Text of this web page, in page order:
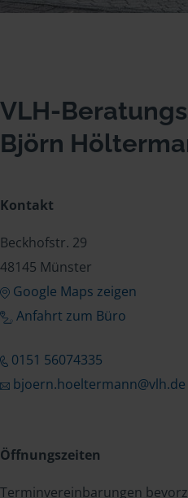
VLH-
Björn
Kontakt
Beckhofstr. 29
48145 Münster
Google Maps zeigen
Anfahrt zum Büro
0151 56074335
bjoern.hoeltermann@vlh.de
Öffnungszeiten
Terminvereinbarungen